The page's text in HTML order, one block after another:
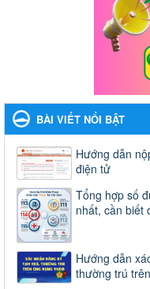
BÀI VIẾT NỔI BẬT
Hướng dẫn
điện tử
Tổng hợp số
nhất, cần biết
Hướng dẫn
thường trú